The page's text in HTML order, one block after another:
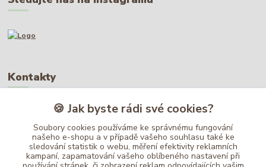
Kontakty
Ing. Lenka Leblová
9:00-17:00
info@adamwood.cz
🍪 Jak byste rádi své cookies?
Soubory cookies používáme ke správnému fungování
našeho e-shopu a v případě vašeho souhlasu také ke
sledování statistik o webu, měření efektivity reklamních
kampaní, zapamatování vašeho oblíbeného nastavení při